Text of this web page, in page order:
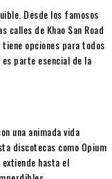
Desde los famosos
calles de Khao San Road
opciones para todos
parte esencial de la
una animada vida
discotecas como Opium
hasta el